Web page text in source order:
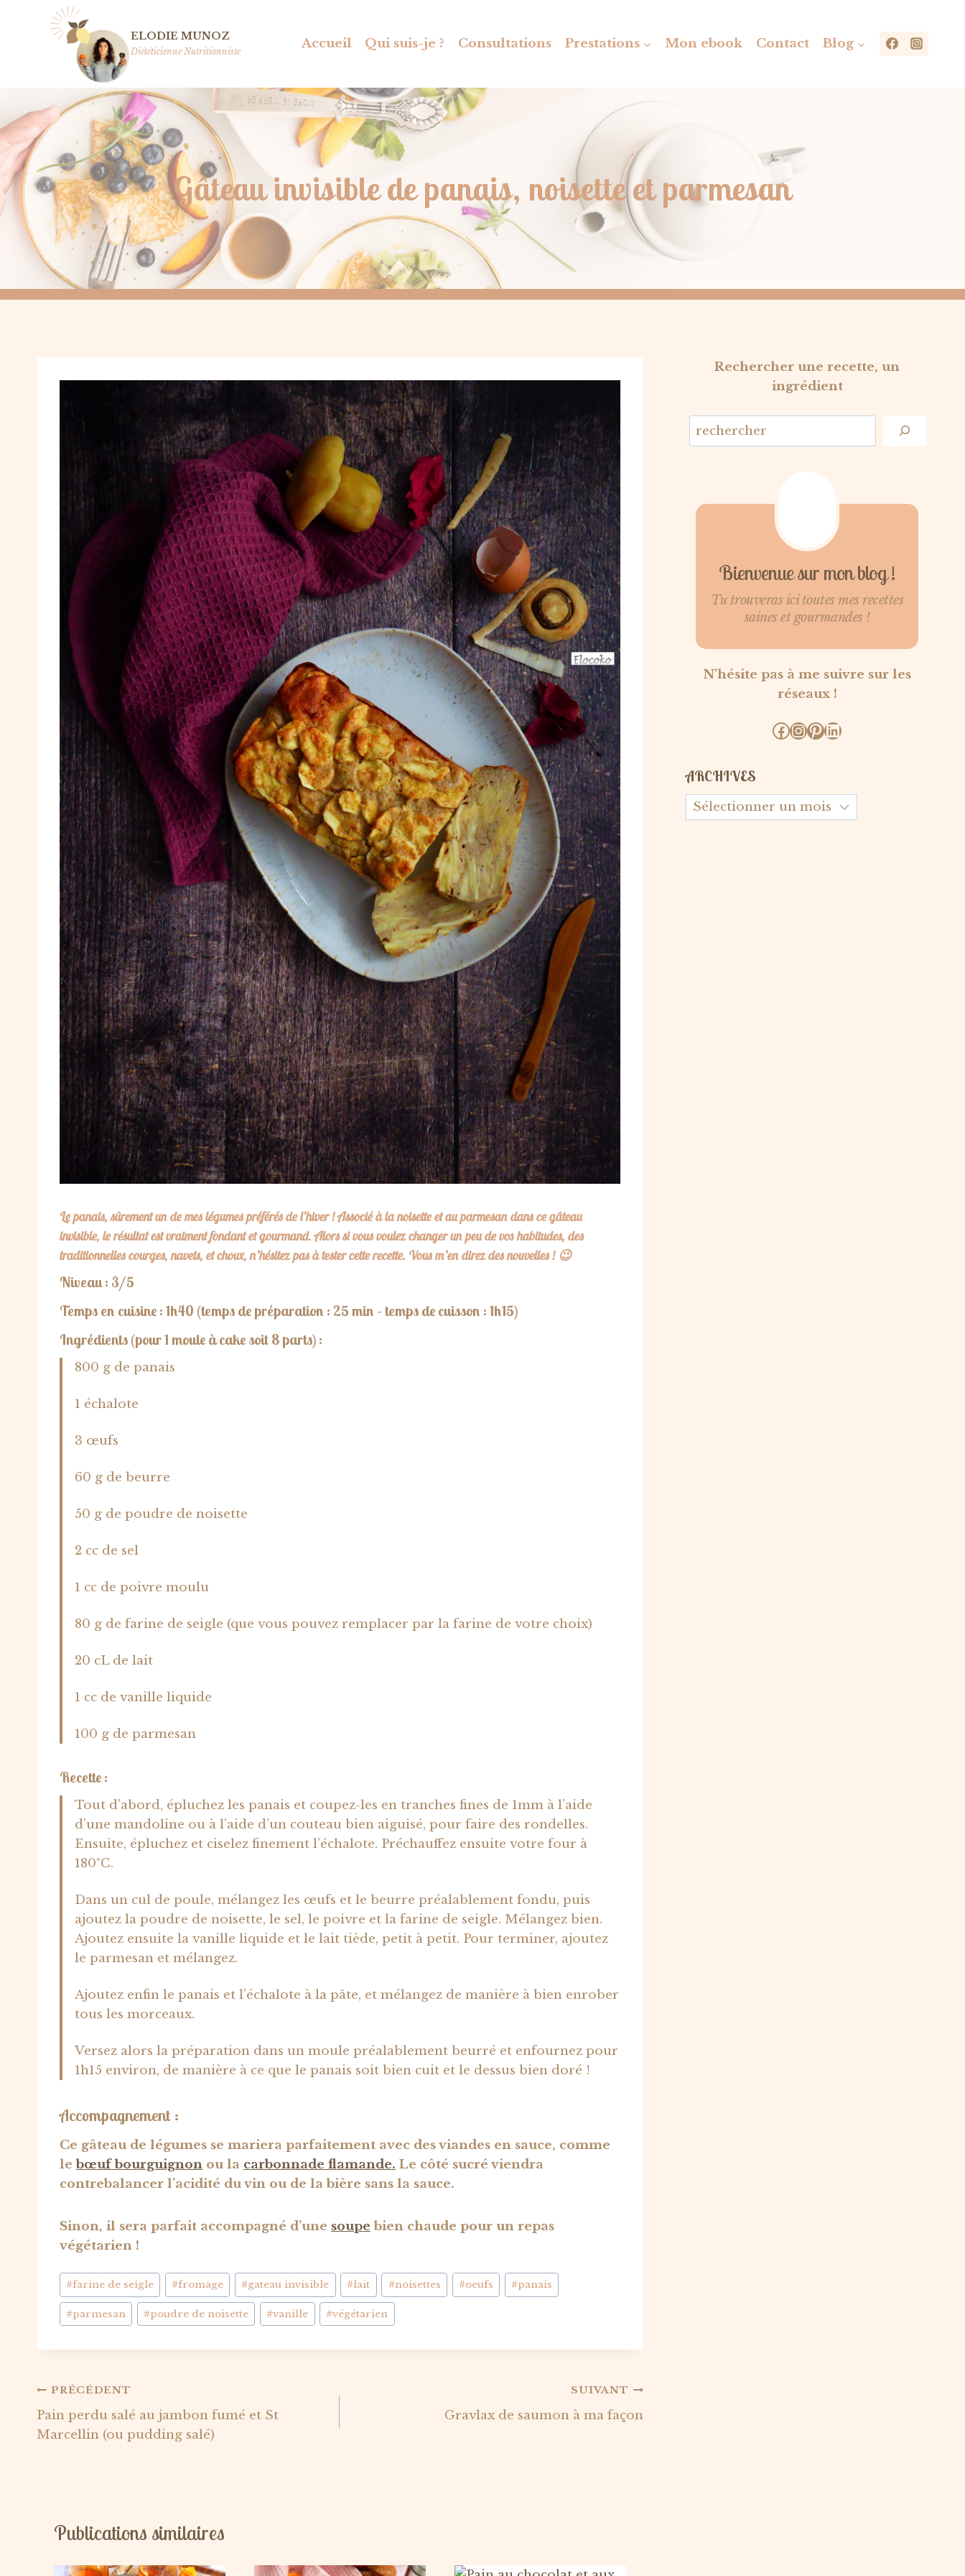
ELODIE MUNOZ
Diététicienne Nutritionniste Accueil Qui suis-je ? Consultations Prestations Mon ebook Contact Blog
Gâteau invisible de panais, noisette et parmesan
Le panais, sûrement un de mes légumes préférés de l’hiver ! Associé à la noisette et au parmesan dans ce gâteau
invisible, le résultat est vraiment fondant et gourmand. Alors si vous voulez changer un peu de vos habitudes, des
traditionnelles courges, navets, et choux, n’hésitez pas à tester cette recette. Vous m’en direz des nouvelles ! 😉
Niveau : 3/5
Temps en cuisine : 1h40 (temps de préparation : 25 min – temps de cuisson : 1h15)
Ingrédients (pour 1 moule à cake soit 8 parts) :
800 g de panais
1 échalote
3 œufs
60 g de beurre
50 g de poudre de noisette
2 cc de sel
1 cc de poivre moulu
80 g de farine de seigle (que vous pouvez remplacer par la farine de votre choix)
20 cL de lait
1 cc de vanille liquide
100 g de parmesan
Recette :
Tout d’abord, épluchez les panais et coupez-les en tranches fines de 1mm à l’aide
d’une mandoline ou à l’aide d’un couteau bien aiguisé, pour faire des rondelles.
Ensuite, épluchez et ciselez finement l’échalote. Préchauffez ensuite votre four à
180°C.
Dans un cul de poule, mélangez les œufs et le beurre préalablement fondu, puis
ajoutez la poudre de noisette, le sel, le poivre et la farine de seigle. Mélangez bien.
Ajoutez ensuite la vanille liquide et le lait tiède, petit à petit. Pour terminer, ajoutez
le parmesan et mélangez.
Ajoutez enfin le panais et l’échalote à la pâte, et mélangez de manière à bien enrober
tous les morceaux.
Versez alors la préparation dans un moule préalablement beurré et enfournez pour
1h15 environ, de manière à ce que le panais soit bien cuit et le dessus bien doré !
Accompagnement :
Ce gâteau de légumes se mariera parfaitement avec des viandes en sauce, comme
lebœuf bourguignon ou la carbonnade flamande. Le côté sucré viendra
contrebalancer l’acidité du vin ou de la bière sans la sauce.
Sinon, il sera parfait accompagné d’une soupe bien chaude pour un repas
végétarien !
Étiquettes
de
la
#farine de seigle #fromage #gateau invisible #lait #noisettes #oeufs #panais
#parmesan #poudre de noisette #vanille #végétarien
Navigation
de
PRÉCÉDENT
Pain perdu salé au jambon fumé et St
Marcellin (ou pudding salé)
SUIVANT
Gravlax de saumon à ma façon
Publications similaires
Rechercher une recette, un
ingrédient
Bienvenue sur mon blog !
Tu trouveras ici toutes mes recettes
saines et gourmandes !
N'hésite pas à me suivre sur les
réseaux !
Facebook
Instagram
Pinterest
LinkedIn
ARCHIVES
Archives